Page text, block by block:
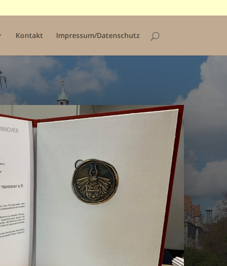
Kontakt Impressum/Datenschutz